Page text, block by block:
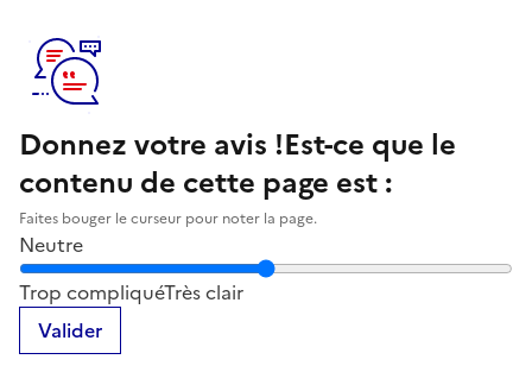
Donnez votre avis !Est-ce que le
contenu de cette page est :
Faites bouger le curseur pour noter la page.
Neutre
Notez la clarté du contenu de cette page
Trop compliquéTrès clair
Valider